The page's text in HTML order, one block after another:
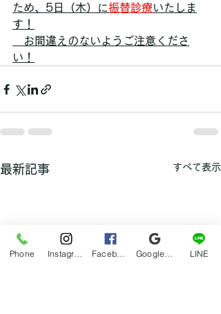
ため、5日（木）に振替診療いたしま
す！
お間違えのないようご注意くださ
い！
最新記事 すべて表示
Phone LINE